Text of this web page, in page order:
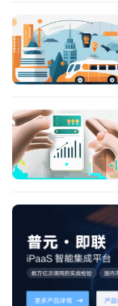
持
了
普
元
联
们